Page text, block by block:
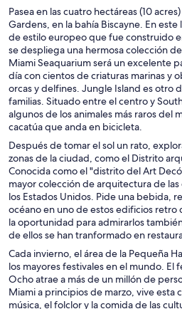
Pasea en las cuatro hectáreas (10
Gardens, en la bahía Biscayne. En
de estilo europeo que fue construido
se despliega una hermosa colección
Miami Seaquarium será un excelente
día con cientos de criaturas marinas y
orcas y delfines. Jungle Island es otro
familias. Situado entre el centro y
algunos de los animales más raros del
cacatúa que anda en bicicleta.
Después de tomar el sol un rato,
zonas de la ciudad, como el Distrito
Conocida como el "distrito del Art
mayor colección de arquitectura de las
los Estados Unidos. Pide una bebida,
océano en uno de estos edificios retro
la oportunidad para admirarlos
de ellos se han tranformado en
Cada invierno, el área de la Pequeña
los mayores festivales en el mundo. El
Ocho atrae a más de un millón de
Miami a principios de marzo, vive esta
música, el folclor y la comida de las